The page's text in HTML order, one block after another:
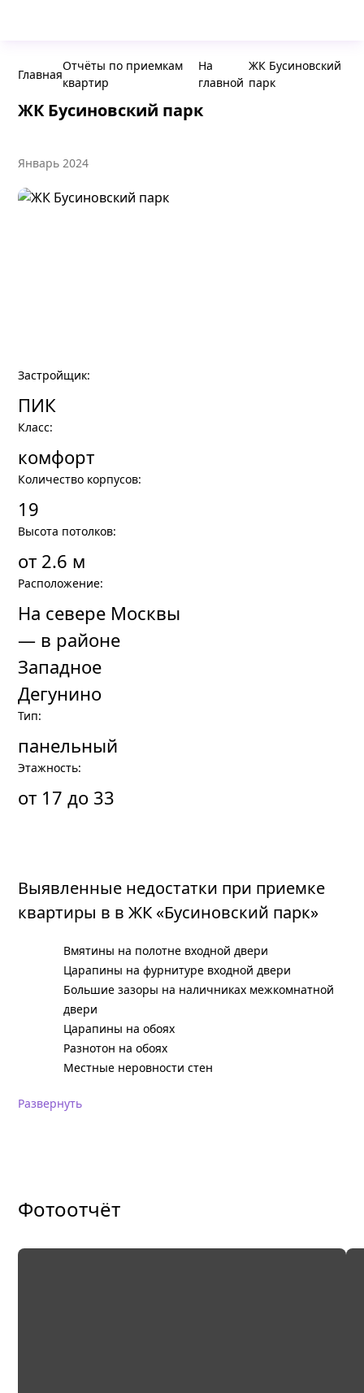
Главная
Отчёты по приемкам
квартир
На
главной
ЖК Бусиновский
парк
ЖК Бусиновский парк
Январь 2024
Застройщик:
ПИК
Класс:
комфорт
Количество корпусов:
19
Высота потолков:
от 2.6 м
Расположение:
На севере Москвы
— в районе
Западное
Дегунино
Тип:
панельный
Этажность:
от 17 до 33
Выявленные недостатки при приемке
квартиры в в ЖК «Бусиновский парк»
Вмятины на полотне входной двери
Царапины на фурнитуре входной двери
Большие зазоры на наличниках межкомнатной
двери
Царапины на обоях
Разнотон на обоях
Местные неровности стен
Развернуть
Фотоотчёт